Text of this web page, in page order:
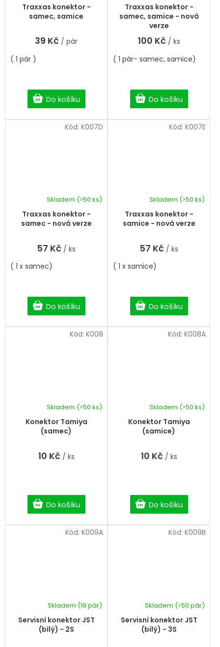
Traxxas konektor -
samec, samice
39 Kč / pár
Do košíku
( 1 pár )
Traxxas konektor -
samec, samice - nová
verze
100 Kč / ks
Do košíku
( 1 pár- samec, samice)
Traxxas konektor -
samec - nová verze
Skladem (>50 ks)
57 Kč / ks
Do košíku
( 1 x samec)
Kód: K007D
Traxxas konektor -
samice - nová verze
Skladem (>50 ks)
57 Kč / ks
Do košíku
( 1 x samice)
Kód: K007E
Konektor Tamiya
(samec)
Skladem (>50 ks)
10 Kč / ks
Do košíku
Kód: K008
Konektor Tamiya
(samice)
Skladem (>50 ks)
10 Kč / ks
Do košíku
Kód: K008A
Servisní konektor JST
(bílý) - 2S
Skladem (19 pár)
Kód: K009A
Servisní konektor JST
(bílý) - 3S
Skladem (>50 pár)
Kód: K009B